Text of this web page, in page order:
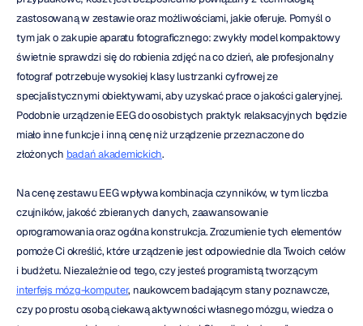
zastosowaną w zestawie oraz możliwościami, jakie oferuje. Pomyśl o
tym jak o zakupie aparatu fotograficznego: zwykły model kompaktowy
świetnie sprawdzi się do robienia zdjęć na co dzień, ale profesjonalny
fotograf potrzebuje wysokiej klasy lustrzanki cyfrowej ze
specjalistycznymi obiektywami, aby uzyskać prace o jakości galeryjnej.
Podobnie urządzenie EEG do osobistych praktyk relaksacyjnych będzie
miało inne funkcje i inną cenę niż urządzenie przeznaczone do
złożonych badań akademickich.
Na cenę zestawu EEG wpływa kombinacja czynników, w tym liczba
czujników, jakość zbieranych danych, zaawansowanie
oprogramowania oraz ogólna konstrukcja. Zrozumienie tych elementów
pomoże Ci określić, które urządzenie jest odpowiednie dla Twoich celów
interfejs mózg-komputer, naukowcem badającym stany poznawcze,
czy po prostu osobą ciekawą aktywności własnego mózgu, wiedza o